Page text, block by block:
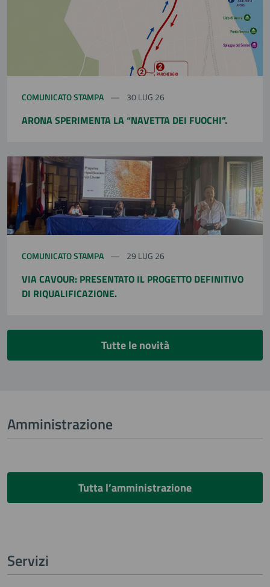
COMUNICATO STAMPA 30 LUG 26
ARONA SPERIMENTA LA “NAVETTA DEI FUOCHI”.
COMUNICATO STAMPA 29 LUG 26
VIA CAVOUR: PRESENTATO IL PROGETTO DEFINITIVO
DI RIQUALIFICAZIONE.
Tutte le novità
Amministrazione
Tutta l’amministrazione
Servizi